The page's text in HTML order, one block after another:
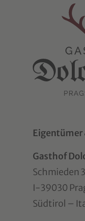
Gasthof
Schmieden
I-39030
Südtirol –